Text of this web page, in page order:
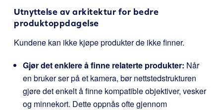
Utnyttelse av arkitektur for bedre
produktoppdagelse
Kundene kan ikke kjøpe produkter de ikke finner.
Gjør det enklere å finne relaterte produkter: Når
en bruker ser på et kamera, bør nettstedstrukturen
gjøre det enkelt å finne kompatible objektiver, vesker
og minnekort. Dette oppnås ofte gjennom